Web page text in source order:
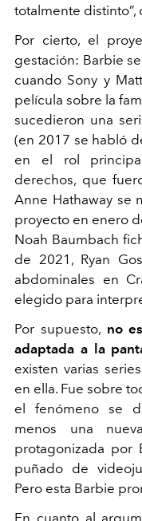
totalmente distinto”,
Por cierto, el
gestación: Barbie
cuando Sony y
película sobre la
sucedieron una
(en 2017 se habló
en el rol
derechos, que
Anne Hathaway se
proyecto en enero
Noah Baumbach
de 2021, Ryan
abdominales en
elegido para
Por supuesto, no
adaptada a la
existen varias
en ella. Fue sobre
el fenómeno se
menos una
protagonizada por
puñado de
Pero esta Barbie